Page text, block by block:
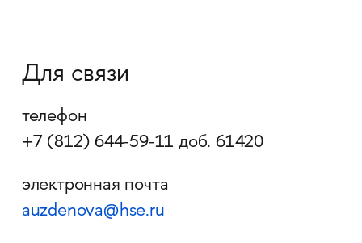
Для связи
телефон
+7 (812) 644-59-11 доб. 61420
электронная почта
auzdenova@hse.ru